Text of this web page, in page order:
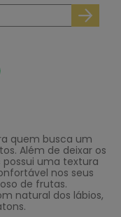
quem busca um
Além de deixar os
possui uma textura
nos seus
de frutas.
natural dos lábios,